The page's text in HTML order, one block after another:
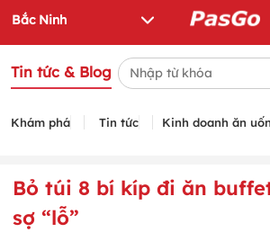
Tin tức & Blog
Khám phá Tin tức Kinh doanh ăn
Bỏ túi 8 bí kíp đi ăn
sợ “lỗ”